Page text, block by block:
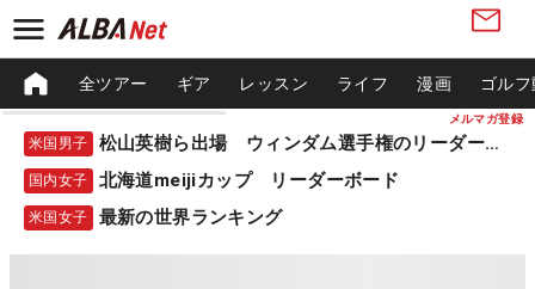
メルマガ登録
全ツアー ギア レッスン ライフ 漫画 ゴル
米国男子 松山英樹ら出場 ウィンダム選手権のリーダーボード
国内女子 北海道meijiカップ リーダーボード
米国女子 最新の世界ランキング